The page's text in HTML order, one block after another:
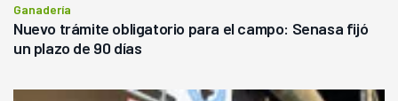
Ganadería
Nuevo trámite obligatorio para el campo: Senasa fijó
un plazo de 90 días